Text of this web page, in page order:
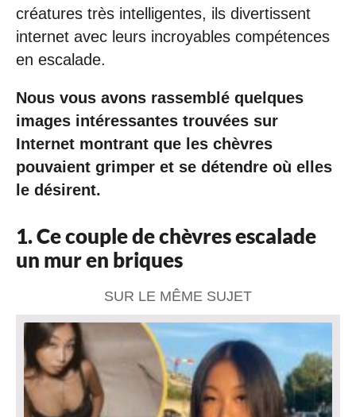
créatures très intelligentes, ils divertissent
internet avec leurs incroyables compétences
en escalade.
Nous vous avons rassemblé quelques
images intéressantes trouvées sur
Internet montrant que les chèvres
pouvaient grimper et se détendre où elles
le désirent.
1. Ce couple de chèvres escalade
un mur en briques
SUR LE MÊME SUJET